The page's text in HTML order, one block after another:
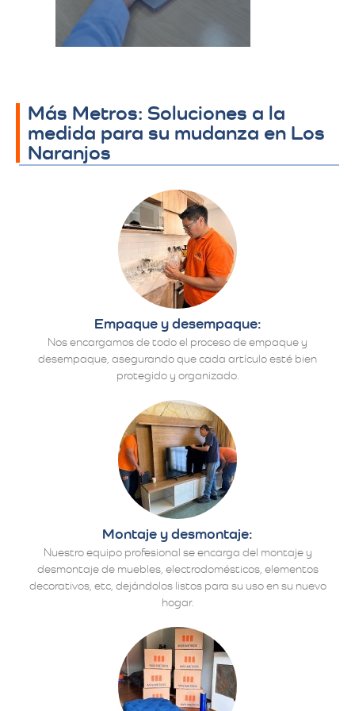
detalles finales.​
Más Metros: Soluciones a la
medida para su mudanza en Los
Naranjos
Empaque y desempaque:
Nos encargamos de todo el proceso de empaque y
desempaque, asegurando que cada artículo esté bien
protegido y organizado.
Montaje y desmontaje:
Nuestro equipo profesional se encarga del montaje y
desmontaje de muebles, electrodomésticos, elementos
decorativos, etc, dejándolos listos para su uso en su nuevo
hogar.